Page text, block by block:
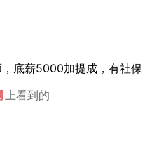
底薪5000加提成，有社保
上看到的